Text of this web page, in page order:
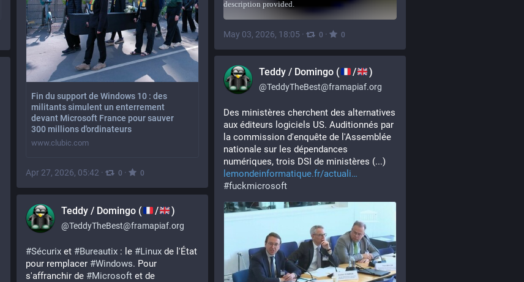
May 03, 2026, 18:05 · 0 · 0
Fin du support de Windows 10 : des
militants simulent un enterrement
devant Microsoft France pour sauver
300 millions d'ordinateurs
www.clubic.com
Apr 27, 2026, 05:42 · 0 · 0
Teddy / Domingo ( / )
@TeddyTheBest@framapiaf.org
Des ministères cherchent des alternatives
aux éditeurs logiciels US. Auditionnés par
la commission d'enquête de l'Assemblée
nationale sur les dépendances
numériques, trois DSI de ministères (...)
lemondeinformatique.fr/actuali
#fuckmicrosoft
Teddy / Domingo ( / )
@TeddyTheBest@framapiaf.org
#Sécurix et #Bureautix : le #Linux de l'État
pour remplacer #Windows. Pour
s'affranchir de #Microsoft et de